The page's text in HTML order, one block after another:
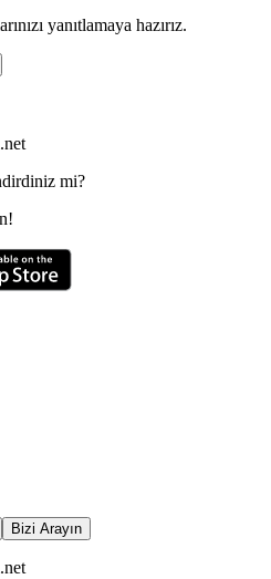
yanıtlamaya hazırız.
mi?
Bizi Arayın